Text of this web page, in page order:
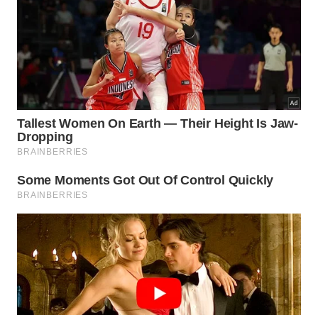
Diversos fatores influenciam diretamente na
economia de escala gerada pela adoção de
processos construtivos que priorizam a
simplicidade e a eficiência técnica absoluta no
determinantes para a saúde financeira de obras que
utilizam essa metodologia inovadora e prática em
seus cronogramas de execução técnica e
operacional: